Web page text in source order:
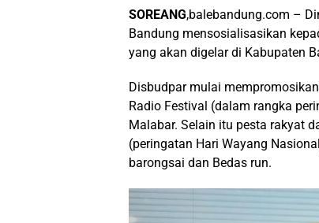
SOREANG,balebandung.com –
Bandung mensosialisasikan
yang akan digelar di Kabupaten
Disbudpar mulai
Radio Festival (dalam rangka
Malabar. Selain itu pesta rakyat
(peringatan Hari Wayang
barongsai dan Bedas run.